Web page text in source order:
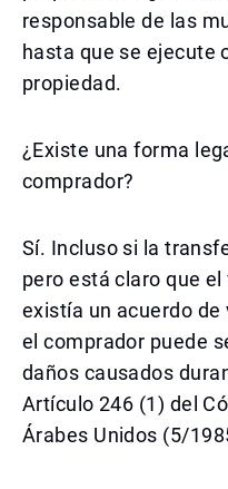
responsable de las
hasta que se ejecute
propiedad.
¿Existe una forma
comprador?
Sí. Incluso si la
pero está claro que
existía un acuerdo
el comprador puede
daños causados
Artículo 246 (1) del
Árabes Unidos (5/